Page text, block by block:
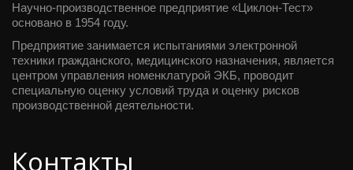
Научно-производственное предприятие «Циклон-Тест»
основано в 1954 году.
Предприятие занимается испытаниями электронной
техники гражданского, медицинского назначения, является
центром управления номенклатурой ЭКБ, проводит
специальную оценку условий труда и оценку рисков
производственной деятельности.
Контакты